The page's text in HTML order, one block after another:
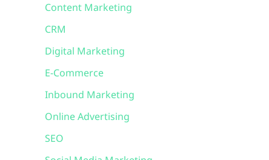
Content Marketing
CRM
Digital Marketing
E-Commerce
Inbound Marketing
Online Advertising
SEO